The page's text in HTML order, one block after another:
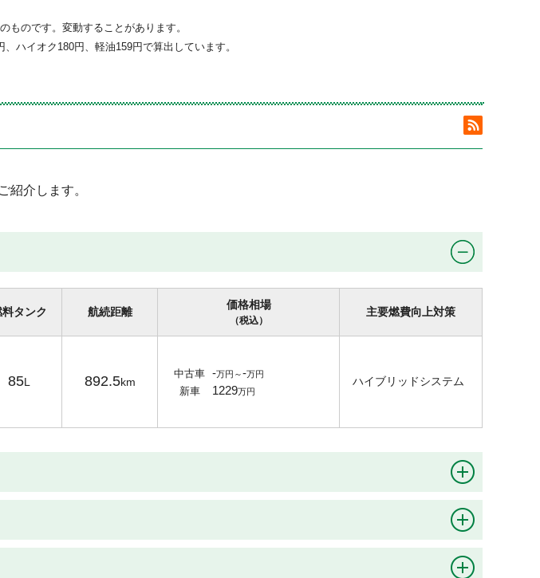
ものです。変動することがあります。
ハイオク180円、軽油159円で算出しています。
紹介します。
料タンク 航続距離
価格相場
（税込）
主要燃費向上対策
85L 892.5km
中古車 - -
新車 1229
ハイブリッドシステム